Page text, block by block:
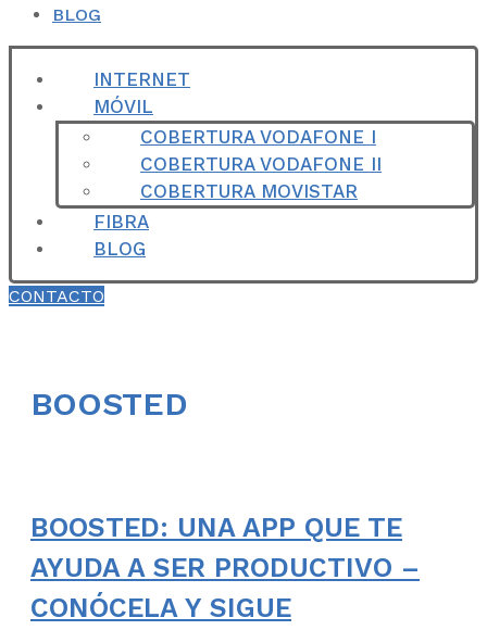
BLOG
INTERNET
MÓVIL
COBERTURA VODAFONE I
COBERTURA VODAFONE II
COBERTURA MOVISTAR
FIBRA
BLOG
CONTACTO
BOOSTED
BOOSTED: UNA APP QUE TE
AYUDA A SER PRODUCTIVO –
CONÓCELA Y SIGUE